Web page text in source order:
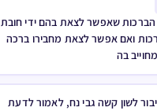
שאפשר לצאת בהם ידי חובת
ואם אפשר לצאת מחבירו ברכה
בה
לשון קשה גבי נח, לאמור לדעת